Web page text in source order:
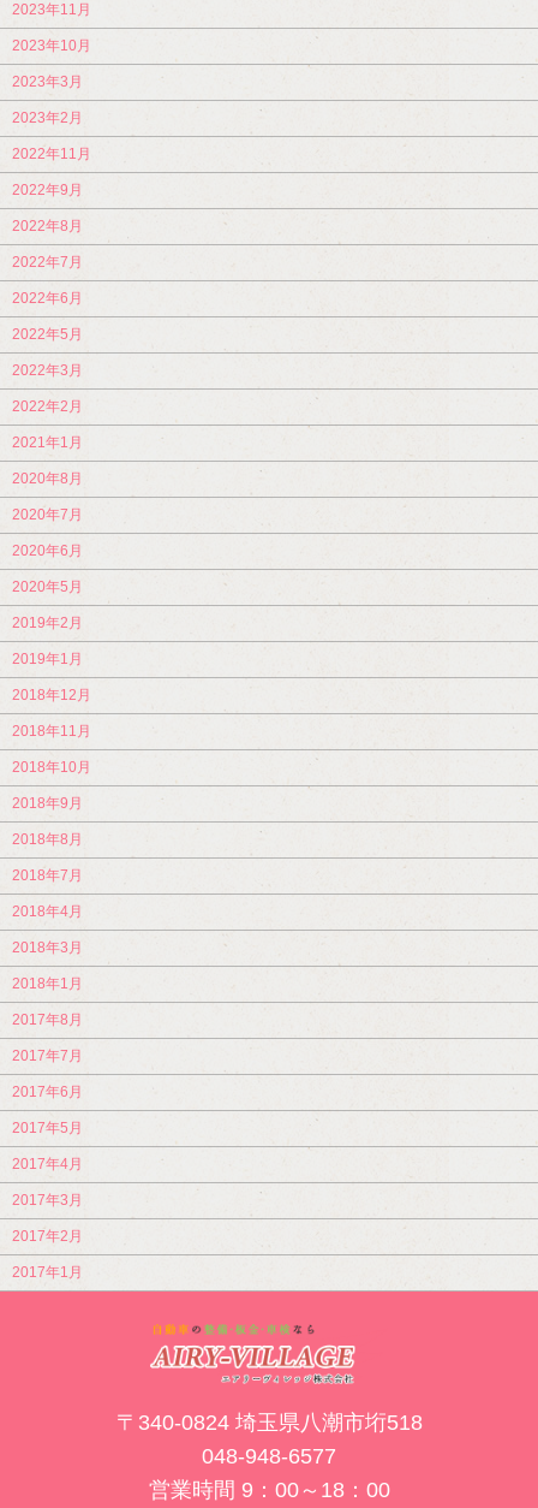
2023年11月
2023年10月
2023年3月
2023年2月
2022年11月
2022年9月
2022年8月
2022年7月
2022年6月
2022年5月
2022年3月
2022年2月
2021年1月
2020年8月
2020年7月
2020年6月
2020年5月
2019年2月
2019年1月
2018年12月
2018年11月
2018年10月
2018年9月
2018年8月
2018年7月
2018年4月
2018年3月
2018年1月
2017年8月
2017年7月
2017年6月
2017年5月
2017年4月
2017年3月
2017年2月
2017年1月
〒340-0824 埼玉県八潮市垳518
048-948-6577
営業時間 9：00～18：00